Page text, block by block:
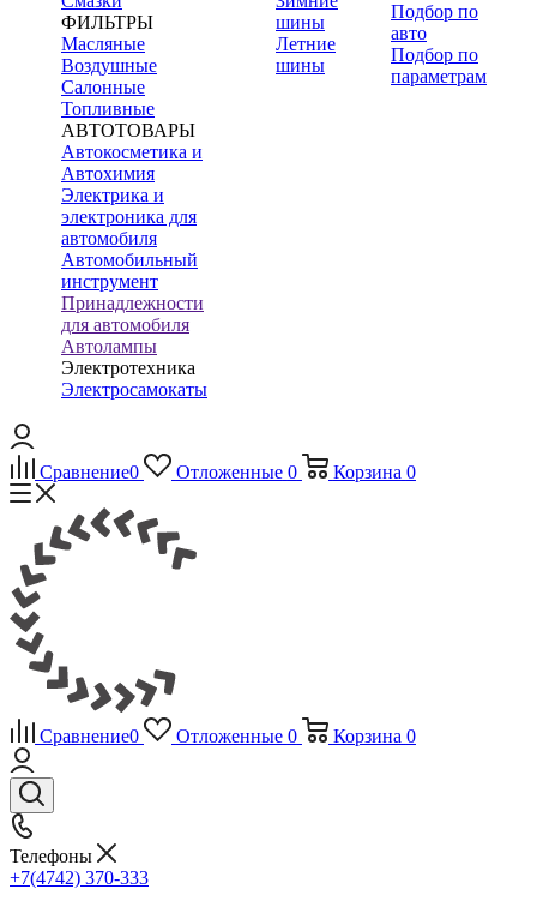
ФИЛЬТРЫ
Масляные
Воздушные
Салонные
Топливные
АВТОТОВАРЫ
Автокосметика и
Автохимия
Электрика и
электроника для
автомобиля
Автомобильный
инструмент
Принадлежности
для автомобиля
Автолампы
Электротехника
Электросамокаты
шины
Летние
шины
Подбор по
авто
Подбор по
параметрам
Сравнение0 Отложенные 0 Корзина 0
Сравнение0 Отложенные 0 Корзина 0
Телефоны
+7(4742) 370-333